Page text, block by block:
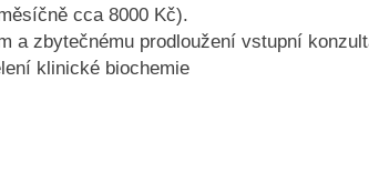
cca 8000 Kč).
a zbytečnému prodloužení vstupní
klinické biochemie